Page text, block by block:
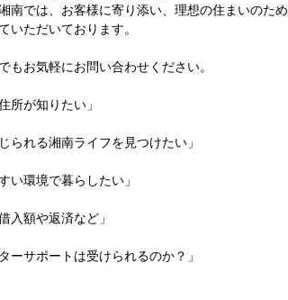
南では、お客様に寄り添い、理想の住まいのため
いただいております。
もお気軽にお問い合わせください。
所が知りたい」
られる湘南ライフを見つけたい」
い環境で暮らしたい」
入額や返済など」
ーサポートは受けられるのか？」